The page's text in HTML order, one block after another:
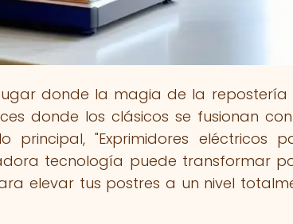
donde la magia de la repostería
donde los clásicos se fusionan
principal, "Exprimidores eléctricos
tecnología puede transformar
elevar tus postres a un nivel